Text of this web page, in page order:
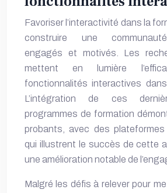
Favoriser l’interactivité dans la
construire une
engagés et motivés. Les
mettent en lumière
fonctionnalités interactives dans
L’intégration de ces
programmes de formation
probants, avec des plateformes
qui illustrent le succès de cette
une amélioration notable de
Malgré les défis à relever pour